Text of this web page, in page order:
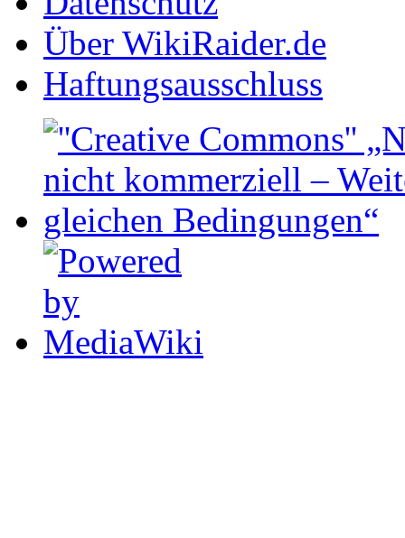
Über WikiRaider.de
Haftungsausschluss